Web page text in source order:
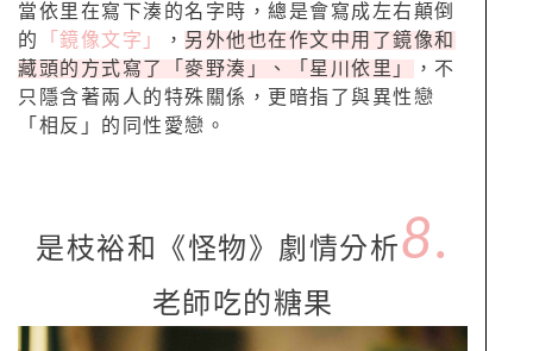
當依里在寫下湊的名字時，總是會寫成左右顛倒
的
「鏡像文字」 ， 另外他也在作文中用了鏡像和
藏頭的方式寫了「麥野湊」、「星川依里」
，不
只隱含著兩人的特殊關係，更暗指了與異性戀
「相反」的同性愛戀。
是枝裕和《怪物》劇情分析8.
老師吃的糖果